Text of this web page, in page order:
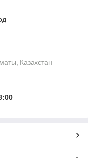
Казахстан